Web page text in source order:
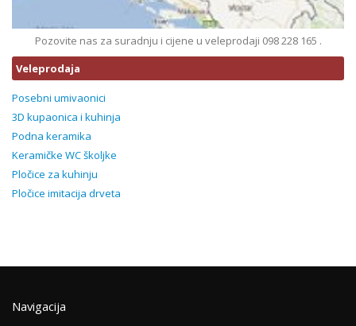
Pozovite nas za suradnju i cijene u veleprodaji 098 228 165 .
Veleprodaja
Posebni umivaonici
3D kupaonica i kuhinja
Podna keramika
Keramičke WC školjke
Pločice za kuhinju
Pločice imitacija drveta
Navigacija